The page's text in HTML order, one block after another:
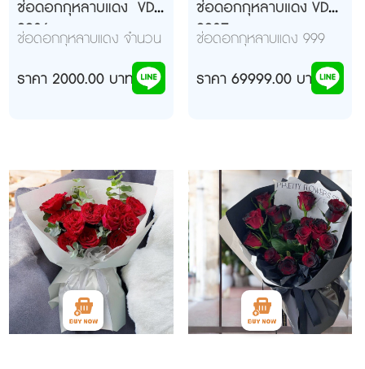
ช่อดอกกุหลาบแดง VD
9906
ช่อดอกกุหลาบแดง จำนวน
12 ดอก ห่อด้วยกระดาษสี
ดำอย่างสวยงาม
ราคา 2000.00 บาท
ช่อดอกกุหลาบแดง VD
9907
ช่อดอกกุหลาบแดง 999
ราคา 69999.00 บาท